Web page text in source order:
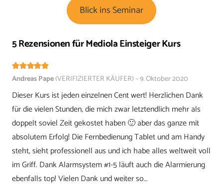
Blick ins Seminar
5 Rezensionen fürMediola Einsteiger Kurs
Bewertet mit5von 5
Andreas Pape(VERIFIZIERTER KÄUFER)–9. Oktober 2020
Dieser Kurs ist jeden einzelnen Cent wert! Herzlichen Dank
für die vielen Stunden, die mich zwar letztendlich mehr als
doppelt soviel Zeit gekostet haben 🙂 aber das ganze mit
absolutem Erfolg! Die Fernbedienung Tablet und am Handy
steht, sieht professionell aus und ich habe alles weltweit voll
im Griff. Dank Alarmsystem #1-5 läuft auch die Alarmierung
ebenfalls top! Vielen Dank und weiter so…